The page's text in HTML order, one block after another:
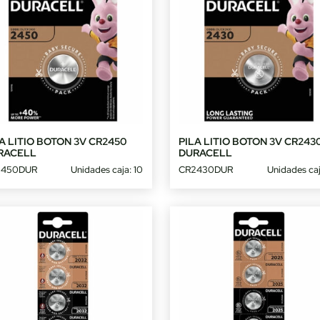
LITIO BOTON 3V CR2450
Unidades caja: 10
PILA LITIO BOTON 3V
DURACELL
CR2430DUR Unidades